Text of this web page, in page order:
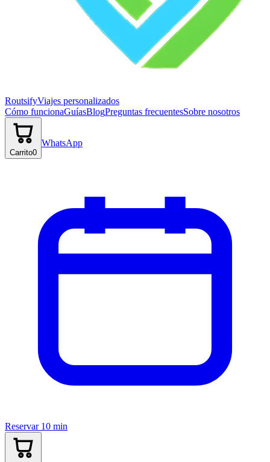
RoutsifyViajes personalizados
Cómo funcionaGuíasBlogPreguntas frecuentesSobre nosotros
Carrito0
WhatsApp
Reservar 10 min